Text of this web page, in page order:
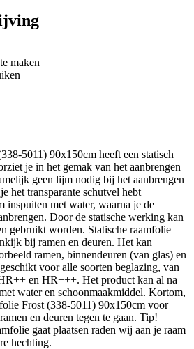
maken
5011) 90x150cm heeft een statisch
je in het gemak van het aanbrengen
geen lijm nodig bij het aanbrengen
het transparante schutvel hebt
inspuiten met water, waarna je de
Door de statische werking kan
gebruikt worden. Statische raamfolie
bij ramen en deuren. Het kan
ramen, binnendeuren (van glas) en
voor alle soorten beglazing, van
en HR+++. Het product kan al na
water en schoonmaakmiddel. Kortom,
Frost (338-5011) 90x150cm voor
en deuren tegen te gaan. Tip!
gaat plaatsen raden wij aan je raam
hechting.